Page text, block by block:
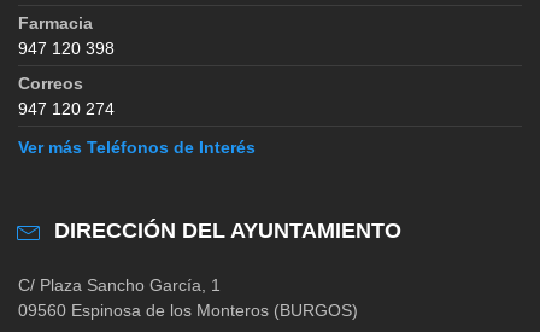
Farmacia
947 120 398
Correos
947 120 274
Ver más Teléfonos de Interés
DIRECCIÓN DEL AYUNTAMIENTO
C/ Plaza Sancho García, 1
09560 Espinosa de los Monteros (BURGOS)